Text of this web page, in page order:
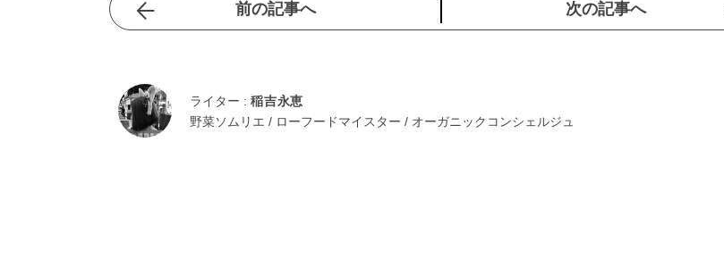
前の記事へ 次の記事へ
ライター : 稲吉永恵
野菜ソムリエ / ローフードマイスター / オーガニックコンシェルジュ